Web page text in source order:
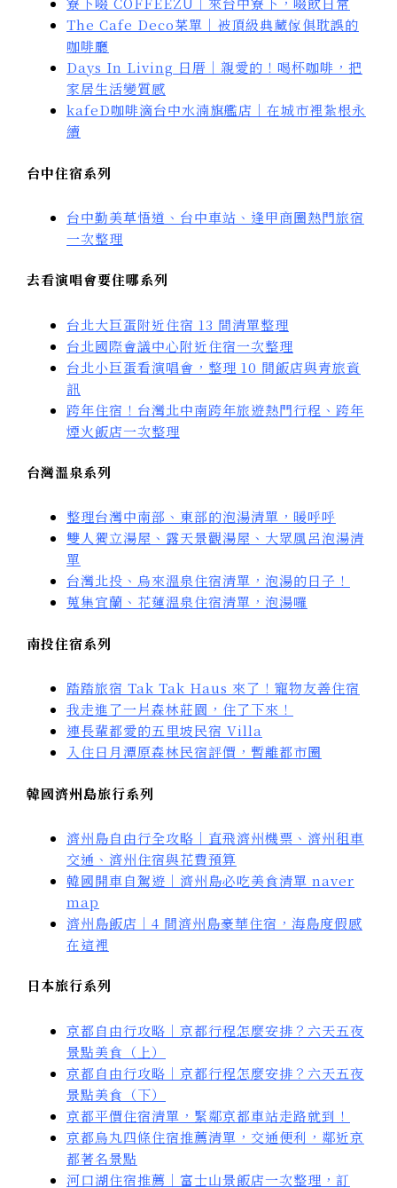
The Cafe Deco菜單｜被頂級典藏傢俱耽誤的
咖啡廳
Days In Living 日厝｜親愛的！喝杯咖啡，把
家居生活變質感
kafeD咖啡滴台中水湳旗艦店｜在城市裡紮根永
續
台中住宿系列
台中勤美草悟道、台中車站、逢甲商圈熱門旅宿
一次整理
去看演唱會要住哪系列
台北大巨蛋附近住宿 13 間清單整理
台北國際會議中心附近住宿一次整理
台北小巨蛋看演唱會，整理 10 間飯店與青旅資
訊
跨年住宿！台灣北中南跨年旅遊熱門行程、跨年
煙火飯店一次整理
台灣溫泉系列
整理台灣中南部、東部的泡湯清單，暖呼呼
雙人獨立湯屋、露天景觀湯屋、大眾風呂泡湯清
單
台灣北投、烏來溫泉住宿清單，泡湯的日子！
蒐集宜蘭、花蓮溫泉住宿清單，泡湯囉
南投住宿系列
踏踏旅宿 Tak Tak Haus 來了！寵物友善住宿
我走進了一片森林莊園，住了下來！
連長輩都愛的五里坡民宿 Villa
入住日月潭原森林民宿評價，暫離都市圈
韓國濟州島旅行系列
濟州島自由行全攻略｜直飛濟州機票、濟州租車
交通、濟州住宿與花費預算
韓國開車自駕遊｜濟州島必吃美食清單 naver
map
濟州島飯店｜4 間濟州島豪華住宿，海島度假感
在這裡
日本旅行系列
京都自由行攻略｜京都行程怎麼安排？六天五夜
景點美食（上）
京都自由行攻略｜京都行程怎麼安排？六天五夜
景點美食（下）
京都平價住宿清單，緊鄰京都車站走路就到！
京都烏丸四條住宿推薦清單，交通便利，鄰近京
都著名景點
河口湖住宿推薦｜富士山景飯店一次整理，訂